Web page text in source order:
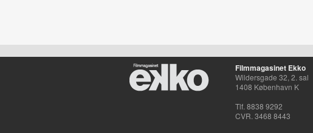
Filmmagasinet Ekko
Wildersgade 32, 2. sal
1408 København K
Tlf. 8838 9292
CVR. 3468 8443